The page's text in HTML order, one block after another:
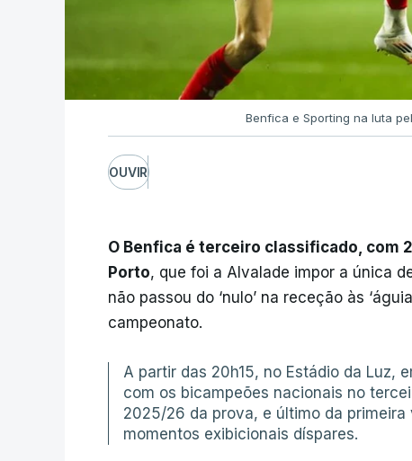
Benfica e Sporting na luta
OUVIR
O Benfica é terceiro classificado, com
Porto, que foi a Alvalade impor a única
não passou do ‘nulo’ na receção às
campeonato.
A partir das 20h15, no Estádio da Luz,
com os bicampeões nacionais no
2025/26 da prova, e último da
momentos exibicionais díspares.